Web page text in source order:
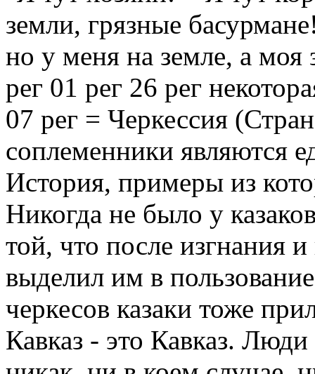
земли, грязные
но у меня на земле, а моя
рег 01 рег 26 рег
07 рег = Черкессия
соплеменники являются
История, примеры из
Никогда не было у
той, что после изгнания
выделил им в
черкесов казаки тоже
Кавказ - это Кавказ.